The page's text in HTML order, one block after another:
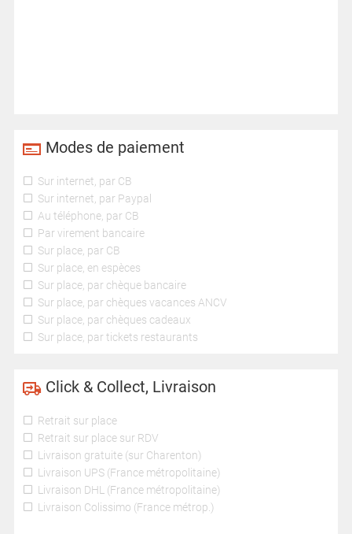
Modes de paiement
Sur internet, par CB
Sur internet, par Paypal
Au téléphone, par CB
Par virement bancaire
Sur place, par CB
Sur place, en espèces
Sur place, par chèque bancaire
Sur place, par chèques vacances ANCV
Sur place, par chèques cadeaux
Sur place, par tickets restaurants
Click & Collect, Livraison
Retrait sur place
Retrait sur place sur RDV
Livraison gratuite (sur Charenton)
Livraison UPS (France métropolitaine)
Livraison DHL (France métropolitaine)
Livraison Colissimo (France métrop.)